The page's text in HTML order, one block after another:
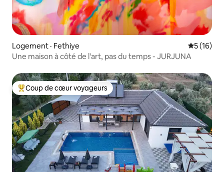
Logement · Fethiye Note
5 (16)
Une maison à côté de l'art, pas du temps - JURJUNA
Coup de cœur voyageurs parmi les plus aimés
Coup de cœur voyageurs